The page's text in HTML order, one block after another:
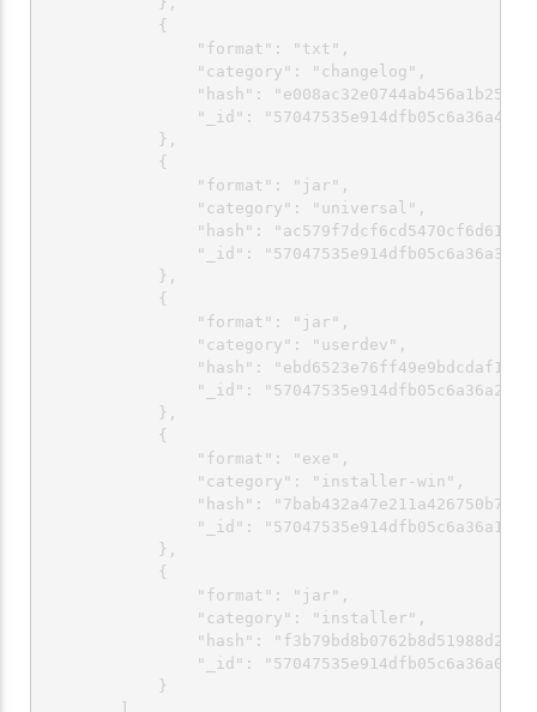
            {
                "format": "txt",
                "category": "changelog",
"hash":
                "_id": "57047535e914dfb05c6a36a4"
            },
            {
                "format": "jar",
                "category": "universal",
"hash":
                "_id": "57047535e914dfb05c6a36a3"
            },
            {
                "format": "jar",
                "category": "userdev",
"hash":
                "_id": "57047535e914dfb05c6a36a2"
            },
            {
                "format": "exe",
                "category": "installer-win",
"hash":
                "_id": "57047535e914dfb05c6a36a1"
            },
            {
                "format": "jar",
                "category": "installer",
"hash":
                "_id": "57047535e914dfb05c6a36a0"
            }